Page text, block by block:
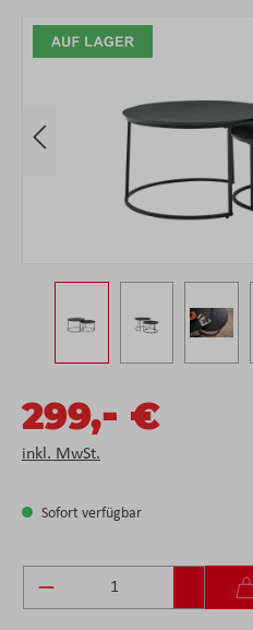
Bildergalerie überspringen
299,- €
inkl. MwSt.
Sofort verfügbar
Produkt Anzahl: Gib